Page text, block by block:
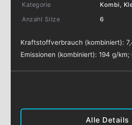
Kategorie
Kombi,
Anzahl Sitze
6
Kraftstoffverbrauch (kombiniert):
Emissionen (kombiniert):194 g/km;
Alle Details